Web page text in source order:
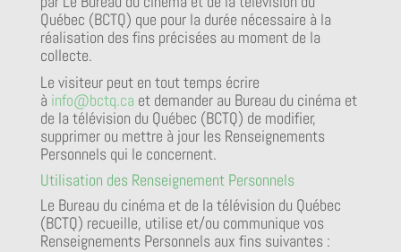
Québec (BCTQ) que pour la durée nécessaire à la
réalisation des fins précisées au moment de la
collecte.
Le visiteur peut en tout temps écrire
à info@bctq.ca et demander au Bureau du cinéma et
de la télévision du Québec (BCTQ) de modifier,
supprimer ou mettre à jour les Renseignements
Personnels qui le concernent.
Utilisation des Renseignement Personnels
Le Bureau du cinéma et de la télévision du Québec
(BCTQ) recueille, utilise et/ou communique vos
Renseignements Personnels aux fins suivantes :